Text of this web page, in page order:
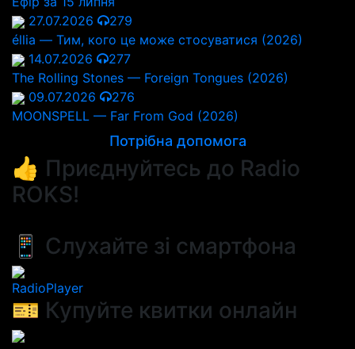
27.07.2026
279
éllia — Тим, кого це може стосуватися (2026)
14.07.2026
277
The Rolling Stones — Foreign Tongues (2026)
09.07.2026
276
MOONSPELL — Far From God (2026)
Потрібна допомога
👍 Приєднуйтесь до Radio
ROKS!
📱 Слухайте зі смартфона
RadioPlayer
🎫 Купуйте квитки онлайн